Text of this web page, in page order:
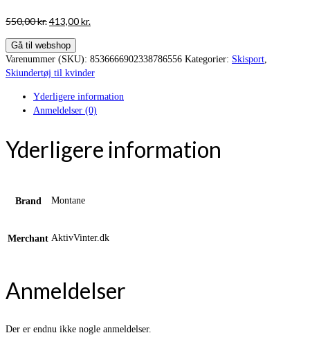
550,00kr.Den
pris
var:
550,00 kr..
413,00kr.
er:
413,00 kr..
Gå til webshop
Varenummer (SKU): 8536666902338786556 Kategorier: Skisport
Skiundertøj til kvinder
Yderligere information
Anmeldelser (0)
Yderligere information
Brand Montane
Merchant AktivVinter.dk
Anmeldelser
Der er endnu ikke nogle anmeldelser.